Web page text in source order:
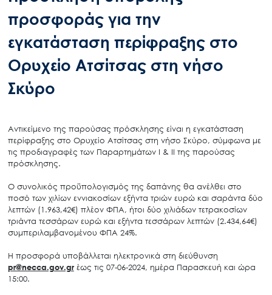
προσφοράς για την
εγκατάσταση περίφραξης στο
Ορυχείο Ατσίτσας στη νήσο
Σκύρο
Αντικείμενο της παρούσας πρόσκλησης είναι η εγκατάσταση
περίφραξης στο Ορυχείο Ατσίτσας στη νήσο Σκύρο, σύμφωνα με
τις προδιαγραφές των Παραρτημάτων Ι & ΙΙ της παρούσας
πρόσκλησης.
Ο συνολικός προϋπολογισμός της δαπάνης θα ανέλθει στο
ποσό των χιλίων εννιακοσίων εξήντα τριών ευρώ και σαράντα δύο
λεπτών (1.963,42€) πλέον ΦΠΑ, ήτοι δύο χιλιάδων τετρακοσίων
τριάντα τεσσάρων ευρώ και εξήντα τεσσάρων λεπτών (2.434,64€)
συμπεριλαμβανομένου ΦΠΑ 24%.
Η προσφορά υποβάλλεται ηλεκτρονικά στη διεύθυνση
pr@necca.gov.grέως τις 07-06-2024, ημέρα Παρασκευή και ώρα
15:00.